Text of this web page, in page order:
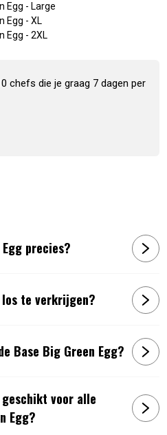
Egg - Large
Egg - XL
Egg - 2XL
chefs die je graag 7 dagen per
precies?
los te verkrijgen?
Base Big Green Egg?
geschikt voor alle
Egg?